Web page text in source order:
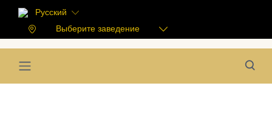
Русский
Выберите заведение